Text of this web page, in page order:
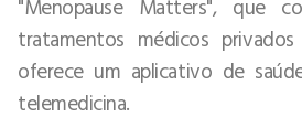
tratamentos médicos
oferece um aplicativo de
telemedicina.